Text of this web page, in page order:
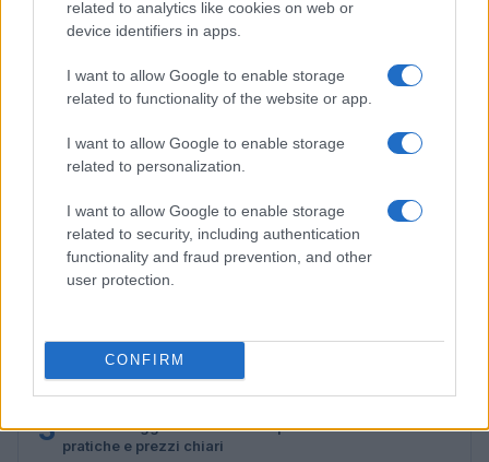
related to analytics like cookies on web or
device identifiers in apps.
I want to allow Google to enable storage
related to functionality of the website or app.
I want to allow Google to enable storage
related to personalization.
I want to allow Google to enable storage
related to security, including authentication
functionality and fraud prevention, and other
user protection.
CONFIRM
Bocciature scolastiche: i casi giudiziari che hanno
fatto discutere
Marco Tessari · 3 Ago 2026
PIÙ LETTI
Scopri il paradiso degli sport invernali nella
Kleinwalsertal
3 Auto a noleggio a Cortina d’Ampezzo: soluzioni
pratiche e prezzi chiari